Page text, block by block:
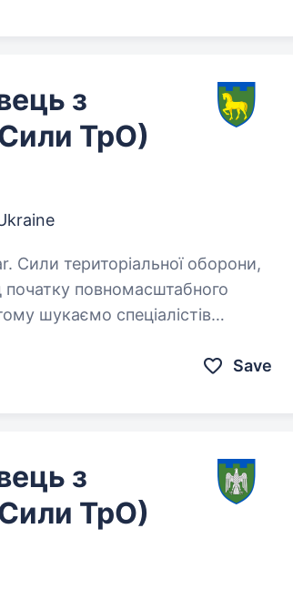
з
ТрО)
початку повномасштабного
шукаємо спеціалістів
Save
з
ТрО)